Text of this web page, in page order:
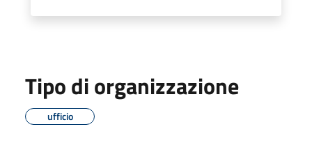
Tipo di organizzazione
ufficio